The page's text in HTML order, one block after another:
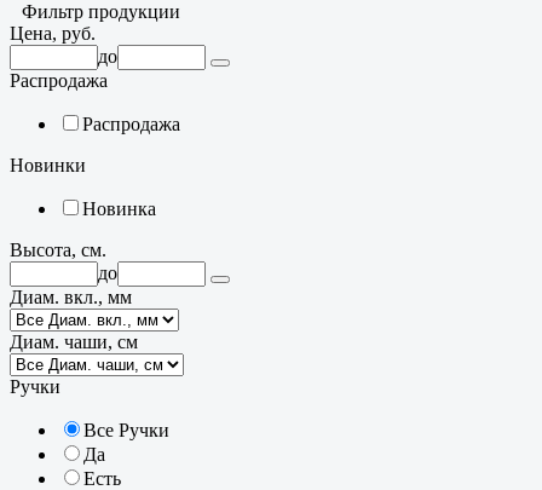
Фильтр продукции
Цена, руб.
до
Распродажа
Распродажа
Новинки
Новинка
Высота, см.
до
Диам. вкл., мм
Диам. чаши, см
Ручки
Все Ручки
Да
Есть